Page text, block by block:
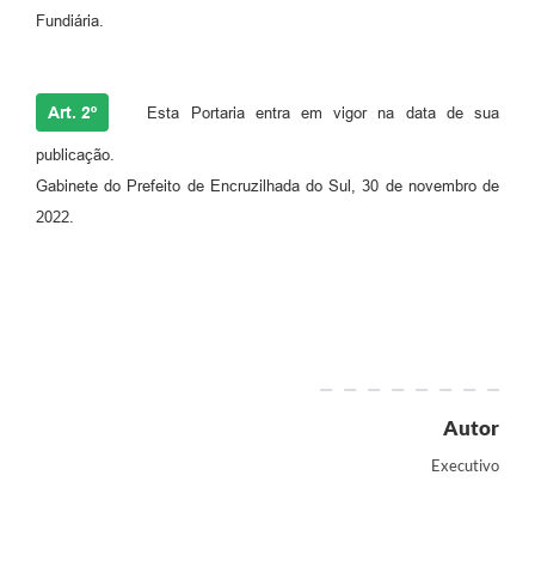
Fundiária.
Art. 2º Esta Portaria entra em vigor na data de sua
publicação.
Gabinete do Prefeito de Encruzilhada do Sul, 30 de novembro de
2022.
Autor
Executivo